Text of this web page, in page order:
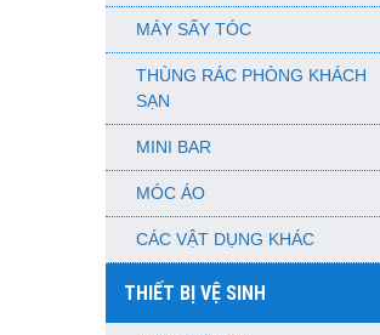
MÁY SẤY TÓC
THÙNG RÁC PHÒNG KHÁCH
SẠN
MINI BAR
MÓC ÁO
CÁC VẬT DỤNG KHÁC
THIẾT BỊ VỆ SINH